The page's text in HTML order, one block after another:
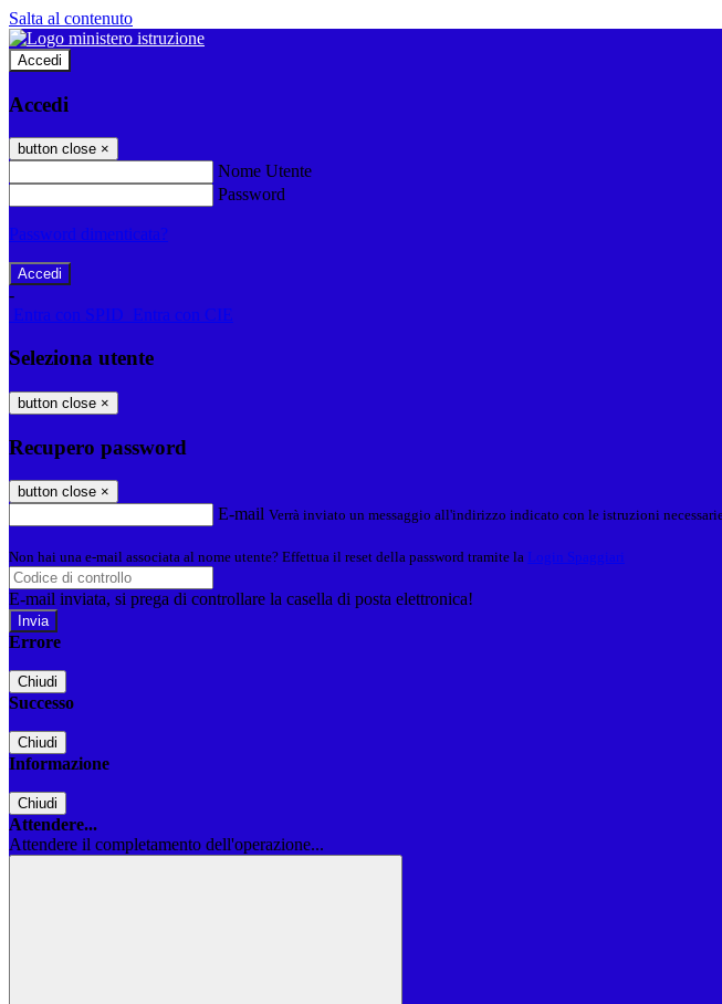
Salta al contenuto
Accedi
Accedi
button close ×
Nome Utente
Password
Password dimenticata?
-
Entra con SPID
Entra con CIE
Seleziona utente
button close ×
Recupero password
button close ×
E-mail Verrà inviato un messaggio all'indirizzo indicato con le istruzioni
Non hai una e-mail associata al nome utente? Effettua il reset della password tramite la Login Spaggiari
E-mail inviata, si prega di controllare la casella di posta elettronica!
Errore
Chiudi
Successo
Chiudi
Informazione
Chiudi
Attendere...
Attendere il completamento dell'operazione...